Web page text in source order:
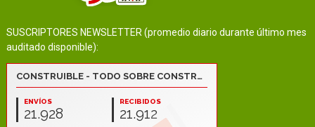
SUSCRIPTORES NEWSLETTER (promedio diario durante último mes
auditado disponible):